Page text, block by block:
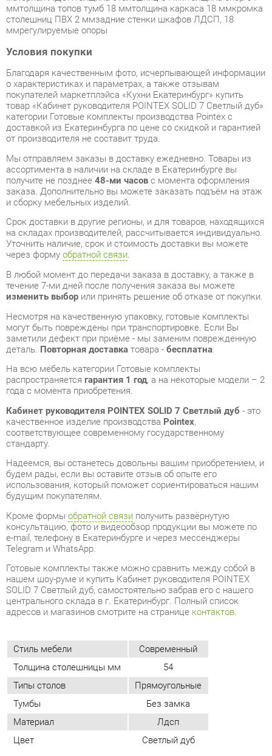
Условия покупки
Благодаря качественным фото, исчерпывающей информации
покупателей маркетплэйса «Кухни Екатеринбург» купить
категории Готовые комплекты производства Pointex с
доставкой из Екатеринбурга по цене со скидкой и гарантией
от производителя не составит труда.
Мы отправляем заказы в доставку ежедневно. Товары из
ассортимента в наличии на складе в Екатеринбурге вы
получите не позднее48-ми часовс момента оформления
и сборку мебельных изделий.
Срок доставки в другие регионы, и для товаров, находящихся
на складах производителей, рассчитывается индивидуально.
Уточнить наличие, срок и стоимость доставки вы можете
через форму обратной связи
В любой момент до передачи заказа в доставку, а также в
течение 7-ми дней после получения заказа вы можете
изменить выборили принять решение об отказе от покупки.
Несмотря на качественную упаковку, готовые комплекты
могут быть повреждены при транспортировке. Если Вы
заметили дефект при приёме - мы заменим поврежденную
деталь.Повторная доставка товара -бесплатна.
На всю мебель категории Готовые комплекты
распространяетсягарантия 1 год, а на некоторые модели – 2
года с момента приобретения.
качественное изделие производстваPointex,
соответствующее современному государственному
стандарту.
Надеемся, вы останетесь довольны вашим приобретением, и
будем рады, если вы оставите отзыв об опыте его
использования, который поможет сориентироваться нашим
будущим покупателям.
Кроме формы обратной связиполучить развёрнутую
консультацию, фото и видеообзор продукции вы можете по
e-mail, телефону в Екатеринбурге и через мессенджеры
Telegram и WhatsApp.
Готовые комплекты также можно сравнить между собой в
нашем шоу-руме и купить Кабинет руководителя POINTEX
SOLID 7 Светлый дуб, самостоятельно забрав его с нашего
центрального склада в г. Екатеринбург. Полный список
адресов и магазинов смотрите на странице
Стиль мебели
Современный
Толщина столешницы мм
54
Тумбы
Без замка
Материал
Лдсп
Цвет Светлый дуб
ОТЗЫВЫ
Пока нет отзывов, поделитесь первым своим мнением.